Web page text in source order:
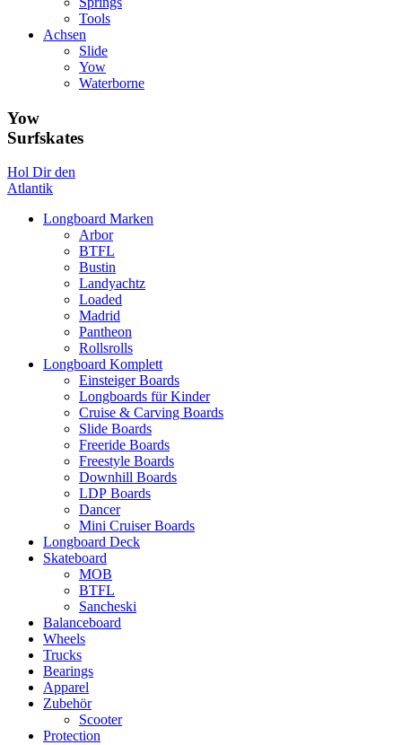
Tools
Achsen
Slide
Yow
Waterborne
Yow
Surfskates
Hol Dir den
Atlantik
Longboard Marken
Arbor
BTFL
Bustin
Landyachtz
Loaded
Madrid
Pantheon
Rollsrolls
Longboard Komplett
Einsteiger Boards
Longboards für Kinder
Cruise & Carving Boards
Slide Boards
Freeride Boards
Freestyle Boards
Downhill Boards
LDP Boards
Dancer
Mini Cruiser Boards
Longboard Deck
Skateboard
MOB
BTFL
Sancheski
Balanceboard
Wheels
Trucks
Bearings
Apparel
Zubehör
Scooter
Protection